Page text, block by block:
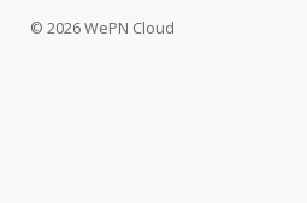
© 2026 WePN Cloud